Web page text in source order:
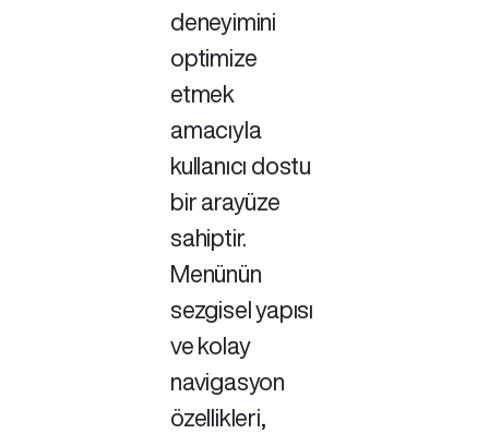
deneyimini
optimize
etmek
amacıyla
kullanıcı dostu
bir arayüze
sahiptir.
Menünün
sezgisel yapısı
ve kolay
navigasyon
özellikleri,